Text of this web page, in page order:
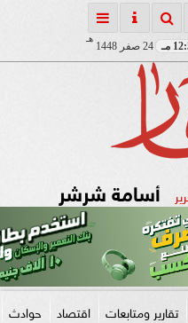
مـ 24 صفر 1448
هـ
أسامة شرشر
تقارير ومتابعات اقتصاد حوادث